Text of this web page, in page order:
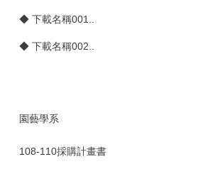
◆ 下載名稱001..
◆ 下載名稱002..
園藝學系
108-110採購計畫書